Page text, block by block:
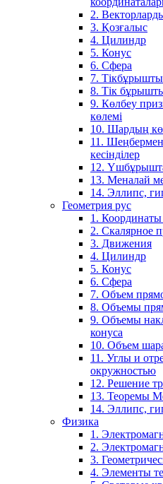
2.
3. Қозғалыс
4. Цилиндр
5. Конус
6. Сфера
7. Тікбұрышты
8. Тік
9. Көлбеу
көлемі
10. Шардың
11.
кесінділер
12.
13. Меналай
14. Эллипс,
Геометрия рус
1. Координаты
2. Скалярное
3. Движения
4. Цилиндр
5. Конус
6. Сфера
7. Объем
8. Объемы
9. Объемы
конуса
10. Объем
11. Углы и
окружностью
12. Решение
13. Теоремы
14. Эллипс,
Физика
1.
2.
3.
4. Элементы